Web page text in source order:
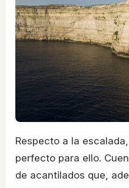
Respecto a la
perfecto para ello.
de acantilados que,